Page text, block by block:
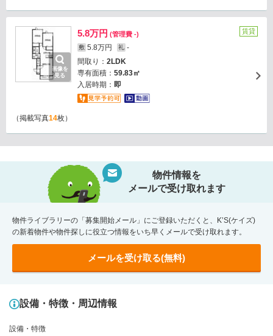
画像を
見る
5.8万円 (管理費 -)
敷 5.8万円 礼 -
間取り： 2LDK
専有面積： 59.83㎡
入居時期： 即
賃貸
（掲載写真14枚）
物件情報を
メールで受け取れます
物件ライブラリーの「募集開始メール」にご登録いただくと、K’S(ケイズ)
の新着物件や物件探しに役立つ情報をいち早くメールで受け取れます。
メールを受け取る(無料)
設備・特徴・周辺情報
設備・特徴